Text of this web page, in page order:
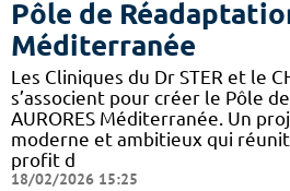
Pôle de
Méditerranée
Les Cliniques du Dr STER et le
s’associent pour créer le Pôle
AURORES Méditerranée. Un
moderne et ambitieux qui
profit d
18/02/2026 15:25